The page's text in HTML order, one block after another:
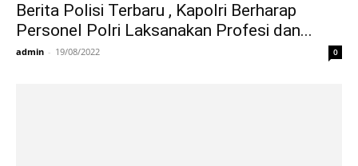
Berita Polisi Terbaru , Kapolri Berharap
Personel Polri Laksanakan Profesi dan...
admin - 19/08/2022 0